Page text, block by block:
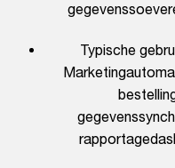
Typische